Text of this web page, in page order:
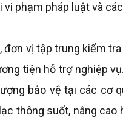
vi phạm pháp luật và
vị tập trung kiểm
tiện hỗ trợ nghiệp
bảo vệ tại các cơ
thông suốt, nâng